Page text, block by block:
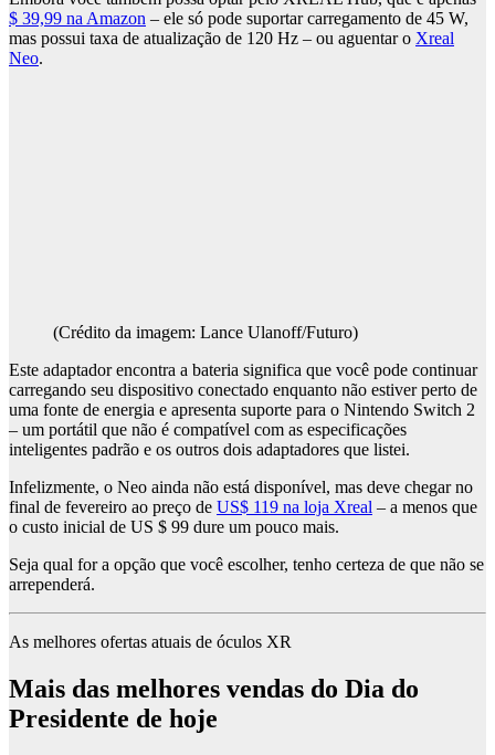
$ 39,99 na Amazon – ele só pode suportar carregamento de 45 W,
mas possui taxa de atualização de 120 Hz – ou aguentar o Xreal
Neo.
(Crédito da imagem: Lance Ulanoff/Futuro)
Este adaptador encontra a bateria significa que você pode continuar
carregando seu dispositivo conectado enquanto não estiver perto de
uma fonte de energia e apresenta suporte para o Nintendo Switch 2
– um portátil que não é compatível com as especificações
inteligentes padrão e os outros dois adaptadores que listei.
Infelizmente, o Neo ainda não está disponível, mas deve chegar no
final de fevereiro ao preço de US$ 119 na loja Xreal – a menos que
o custo inicial de US $ 99 dure um pouco mais.
Seja qual for a opção que você escolher, tenho certeza de que não se
arrependerá.
As melhores ofertas atuais de óculos XR
Mais das melhores vendas do Dia do
Presidente de hoje